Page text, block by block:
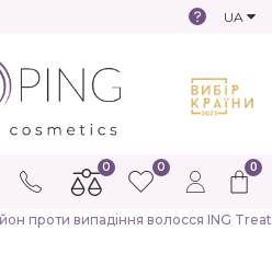
UA
0
0 0
проти випадіння волосся ING